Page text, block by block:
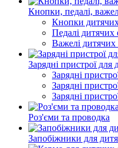
Кнопки, педалі,
Кнопки дитячих
Педалі дитячих
Важелі дитячих
Зарядні пристрої для
Зарядні
Зарядні
Зарядні
Роз'єми та проводка
Запобіжники для